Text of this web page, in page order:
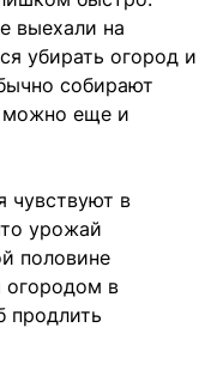
выехали на
убирать огород и
собирают
можно еще и
чувствуют в
урожай
половине
огородом в
продлить